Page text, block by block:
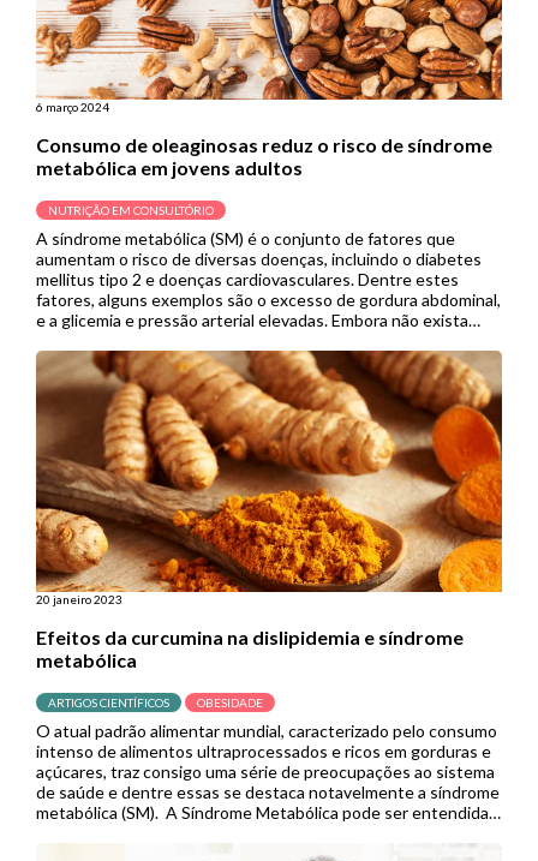
6 março 2024
Consumo de oleaginosas reduz o risco de síndrome
metabólica em jovens adultos
NUTRIÇÃO EM CONSULTÓRIO
A síndrome metabólica (SM) é o conjunto de fatores que
aumentam o risco de diversas doenças, incluindo o diabetes
mellitus tipo 2 e doenças cardiovasculares. Dentre estes
fatores, alguns exemplos são o excesso de gordura abdominal,
e a glicemia e pressão arterial elevadas. Embora não exista
20 janeiro 2023
Efeitos da curcumina na dislipidemia e síndrome
metabólica
ARTIGOS CIENTÍFICOS OBESIDADE
O atual padrão alimentar mundial, caracterizado pelo consumo
intenso de alimentos ultraprocessados e ricos em gorduras e
açúcares, traz consigo uma série de preocupações ao sistema
de saúde e dentre essas se destaca notavelmente a síndrome
metabólica (SM). A Síndrome Metabólica pode ser entendida
hipertensão, dislipidemia, hiperglicemia, obesidade […]